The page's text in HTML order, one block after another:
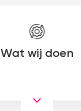
Wat wij doen